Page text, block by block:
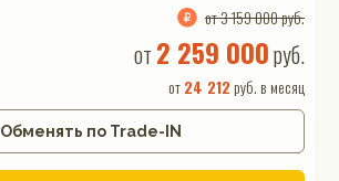
от 3 159 000 руб.
от 2 259 000руб.
от24 212 руб. в месяц
Обменять по Trade-IN